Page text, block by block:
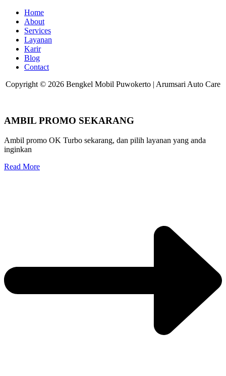
Home
About
Services
Layanan
Karir
Blog
Contact
Copyright © 2026 Bengkel Mobil Puwokerto | Arumsari Auto Care
AMBIL PROMO SEKARANG
Ambil promo OK Turbo sekarang, dan pilih layanan yang anda
inginkan
Read More